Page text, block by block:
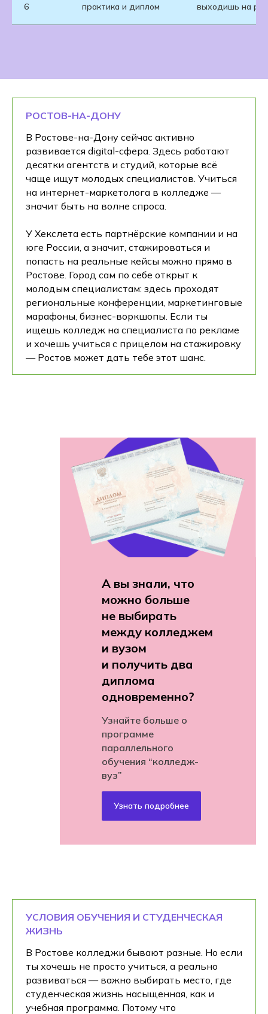
6 практика и диплом выходишь на
РОСТОВ-НА-ДОНУ
В Ростове-на-Дону сейчас активно
развивается digital-сфера. Здесь работают
десятки агентств и студий, которые всё
чаще ищут молодых специалистов. Учиться
на интернет-маркетолога в колледже —
значит быть на волне спроса.
У Хекслета есть партнёрские компании и на
юге России, а значит, стажироваться и
попасть на реальные кейсы можно прямо в
Ростове. Город сам по себе открыт к
молодым специалистам: здесь проходят
региональные конференции, маркетинговые
марафоны, бизнес-воркшопы. Если ты
ищешь колледж на специалиста по рекламе
и хочешь учиться с прицелом на стажировку
— Ростов может дать тебе этот шанс.
А вы знали, что
можно больше
не выбирать
между колледжем
и вузом
и получить два
диплома
одновременно?
Узнайте больше о
программе
параллельного
обучения “колледж-
вуз”
Узнать подробнее
УСЛОВИЯ ОБУЧЕНИЯ И СТУДЕНЧЕСКАЯ
ЖИЗНЬ
В Ростове колледжи бывают разные. Но если
ты хочешь не просто учиться, а реально
развиваться — важно выбирать место, где
студенческая жизнь насыщенная, как и
учебная программа. Потому что